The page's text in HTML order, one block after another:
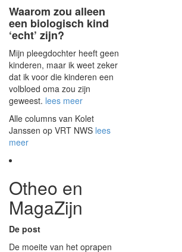
Waarom zou alleen
een biologisch kind
‘echt’ zijn?
Mijn pleegdochter heeft geen
kinderen, maar ik weet zeker
dat ik voor die kinderen een
volbloed oma zou zijn
geweest. lees meer
Alle columns van Kolet
Janssen op VRT NWS lees
meer
Otheo en
MagaZijn
De post
De moeite van het oprapen